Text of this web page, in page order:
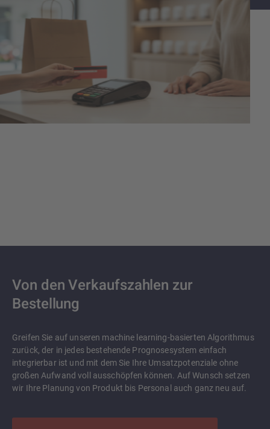
Von den Verkaufszahlen zur
Bestellung
Greifen Sie auf unseren machine learning-basierten Algorithmus
zurück, der in jedes bestehende Prognosesystem einfach
integrierbar ist und mit dem Sie Ihre Umsatzpotenziale ohne
großen Aufwand voll ausschöpfen können. Auf Wunsch setzen
wir Ihre Planung von Produkt bis Personal auch ganz neu auf.